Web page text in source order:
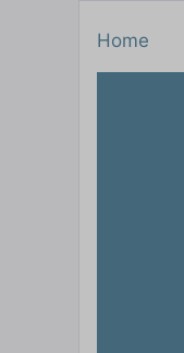
Home